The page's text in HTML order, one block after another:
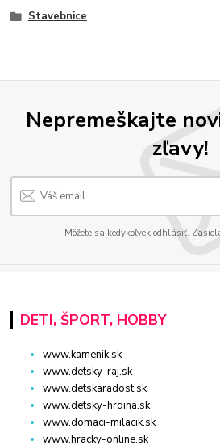
Stavebnice
Nepremeškajte
zľavy!
Môžete sa kedykoľvek odhlásiť.
DETI, ŠPORT, HOBBY
www.kamenik.sk
www.detsky-raj.sk
www.detskaradost.sk
www.detsky-hrdina.sk
www.domaci-milacik.sk
www.hracky-online.sk